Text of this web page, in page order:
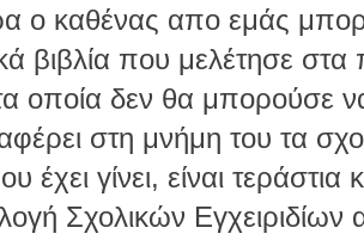
ο καθένας απο εμάς
βιβλία που μελέτησε στα
οποία δεν θα μπορούσε
στη μνήμη του τα
έχει γίνει, είναι
Σχολικών